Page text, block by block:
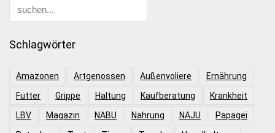
Schlagwörter
Amazonen Artgenossen Außenvoliere
Ernährung
Futter
Grippe Haltung Kaufberatung
Krankheit
LBV
Magazin NABU Nahrung NAJU
Papagei